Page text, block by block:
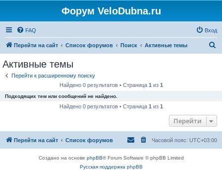
Форум VeloDubna.ru
FAQ Вход
Перейти на сайт Список форумов Поиск Активные темы
Активные темы
Перейти к расширенному поиску
Найдено 0 результатов • Страница 1 из 1
Подходящих тем или сообщений не найдено.
Найдено 0 результатов • Страница 1 из 1
Перейти
Перейти на сайт Список форумов Часовой пояс: UTC+03:00
Создано на основе phpBB® Forum Software © phpBB Limited
Русская поддержка phpBB